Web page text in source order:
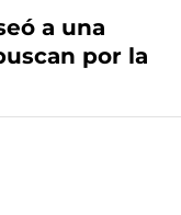
a una
por la